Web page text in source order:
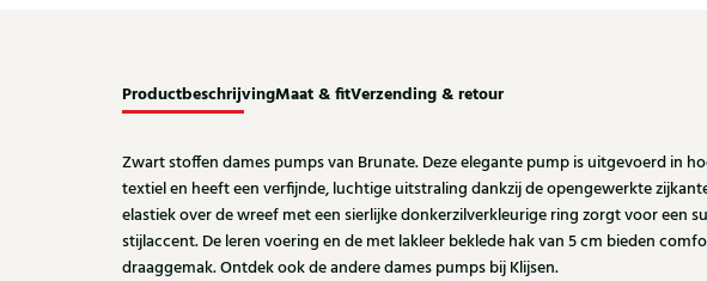
ProductbeschrijvingMaat & fitVerzending & retour
Zwart stoffen dames pumps van Brunate. Deze elegante pump is uitgevoerd in
textiel en heeft een verfijnde, luchtige uitstraling dankzij de opengewerkte
elastiek over de wreef met een sierlijke donkerzilverkleurige ring zorgt voor een
stijlaccent. De leren voering en de met lakleer beklede hak van 5 cm bieden
draaggemak. Ontdek ook de andere dames pumps bij Klijsen.